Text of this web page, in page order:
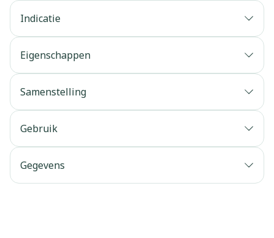
Indicatie
Eigenschappen
Samenstelling
Gebruik
Gegevens